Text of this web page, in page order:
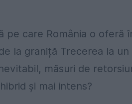
pe care România o oferă
la graniță Trecerea la
măsuri de
și mai intens?